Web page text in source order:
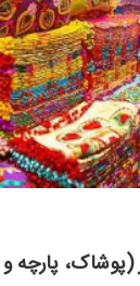
پارچه و